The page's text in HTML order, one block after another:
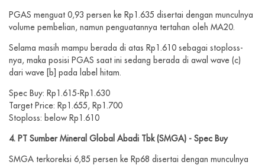
PGAS menguat 0,93 persen ke Rp1.635 disertai dengan munculnya
volume pembelian, namun penguatannya tertahan oleh MA20.
Selama masih mampu berada di atas Rp1.610 sebagai stoploss-
nya, maka posisi PGAS saat ini sedang berada di awal wave (c)
dari wave [b] pada label hitam.
Spec Buy: Rp1.615-Rp1.630
Target Price: Rp1.655, Rp1.700
Stoploss: below Rp1.610
4. PT Sumber Mineral Global Abadi Tbk (SMGA) - Spec Buy
SMGA terkoreksi 6,85 persen ke Rp68 disertai dengan munculnya